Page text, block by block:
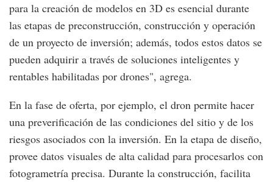
para la creación de modelos en 3D es esencial durante
las etapas de preconstrucción, construcción y operación
de un proyecto de inversión; además, todos estos datos se
pueden adquirir a través de soluciones inteligentes y
rentables habilitadas por drones", agrega.
En la fase de oferta, por ejemplo, el dron permite hacer
una preverificación de las condiciones del sitio y de los
riesgos asociados con la inversión. En la etapa de diseño,
provee datos visuales de alta calidad para procesarlos con
fotogrametría precisa. Durante la construcción, facilita